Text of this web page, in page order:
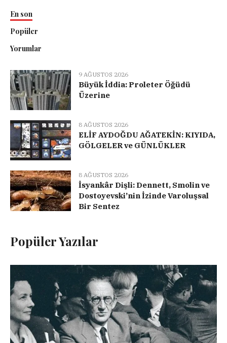
En son
Popüler
Yorumlar
9 AĞUSTOS 2026
Büyük İddia: Proleter Öğüdü
Üzerine
8 AĞUSTOS 2026
ELİF AYDOĞDU AĞATEKİN: KIYIDA,
GÖLGELER ve GÜNLÜKLER
8 AĞUSTOS 2026
İsyankâr Dişli: Dennett, Smolin ve
Dostoyevski’nin İzinde Varoluşsal
Bir Sentez
Popüler Yazılar